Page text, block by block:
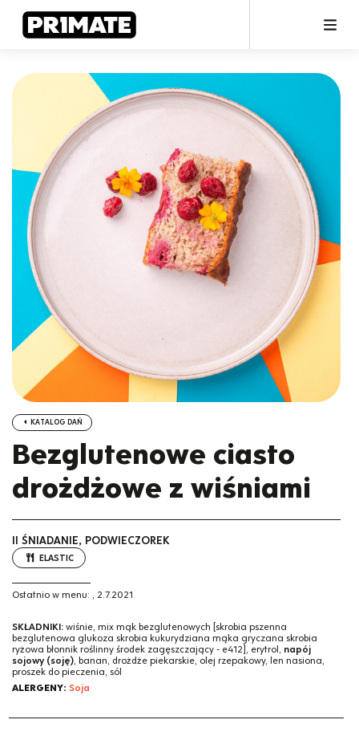
KATALOG DAŃ
Bezglutenowe ciasto
drożdżowe z wiśniami
II ŚNIADANIE, PODWIECZOREK
ELASTIC
Ostatnio w menu: , 2.7.2021
SKŁADNIKI: wiśnie, mix mąk bezglutenowych [skrobia pszenna
bezglutenowa glukoza skrobia kukurydziana mąka gryczana skrobia
ryżowa błonnik roślinny środek zagęszczający - e412], erytrol, napój
sojowy (soję), banan, drożdże piekarskie, olej rzepakowy, len nasiona,
proszek do pieczenia, sól
ALERGENY: Soja